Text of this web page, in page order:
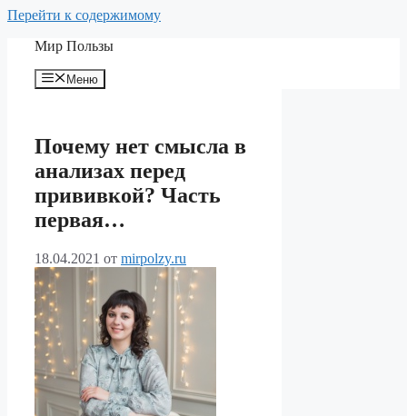
Перейти к содержимому
Мир Пользы
Меню
Почему нет смысла в
анализах перед
прививкой? Часть
первая…
18.04.2021 от mirpolzy.ru